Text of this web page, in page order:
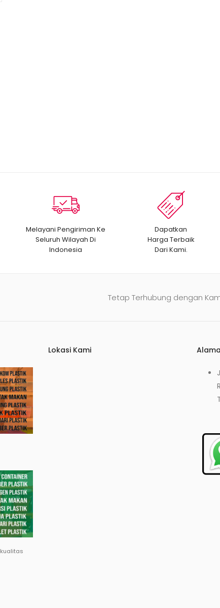
Melayani Pengiriman Ke
Seluruh Wilayah Di
Indonesia
Dapatkan
Harga Terbaik
Dari Kami.
Tetap Terhubung dengan
Lokasi Kami